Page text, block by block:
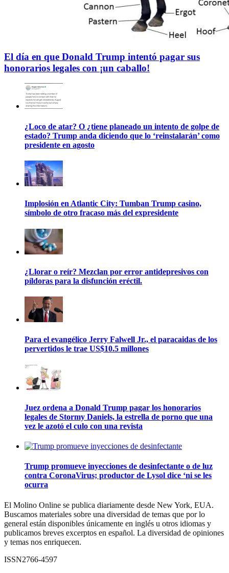
El día en que Donald Trump intentó pagar sus
honorarios legales con ¡un caballo!
¿Loco de atar? O ¿tiene planeado un intento de golpe de
estado? Trump anda diciendo que lo ‘reinstalarán’ como
presidente en agosto
Implosión en Atlantic City: Tumban Trump casino,
símbolo de otro fracaso más del expresidente
¿Llorar o reír? Mezclan por error antidepresivos con
píldoras para la disfunción eréctil.
Para el evangélico Jerry Falwell Jr., el paracaidas de los
pervertidos le trae US$10.5 millones
Juez ordena a Donald Trump pagar los honorarios
legales de Stormy Daniels, la estrella de porno que una
vez le azotó el culo con una revista
Trump promueve inyecciones de desinfectante o de luz
contra CoronaVirus; productor de Lysol dice ‘ni se les
ocurra
El Molino Online se publica diariamente desde New York, EUA.
Buscamos materiales sobre una diversidad de temas que por lo
general están disponibles únicamente en inglés u otros idiomas y
publicamos breves excerptos en español. La diversidad de opiniones
y temas nos enriquecen.
ISSN2766-4597